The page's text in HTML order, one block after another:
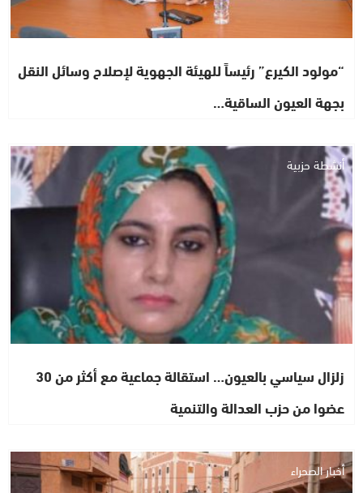
“مولود الكيرع” رئيساً للهيئة الجهوية لإصلاح وسائل النقل
بجهة العيون الساقية…
أنشطة حزبية
زلزال سياسي بالعيون… استقالة جماعية مع أكثر من 30
عضوا من حزب العدالة والتنمية
أخبار الصحراء